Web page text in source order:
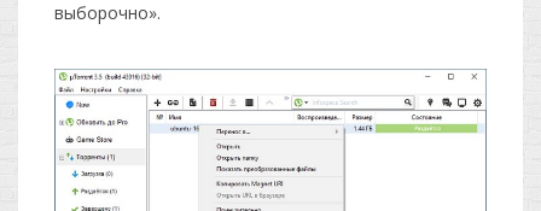
выборочно».